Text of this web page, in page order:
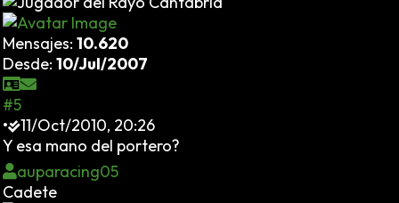
Mensajes: 10.620
Desde: 10/Jul/2007
#5
•
11/Oct/2010, 20:26
Y esa mano del portero?
auparacing05
Cadete